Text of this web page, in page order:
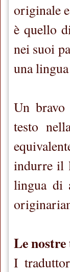
originale
è quello
nei suoi
una
Un bravo
testo
indurre il
lingua di
Le
I